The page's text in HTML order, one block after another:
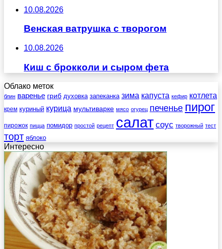
10.08.2026
Венская ватрушка с творогом
10.08.2026
Киш с брокколи и сыром фета
Облако меток
блин варенье гриб духовка запеканка зима капуста кефир котлета
крем куриный курица мультиварке мясо огурец печенье пирог
пирожок пицца помидор простой рецепт салат соус творожный тест
торт яблоко
Интересно